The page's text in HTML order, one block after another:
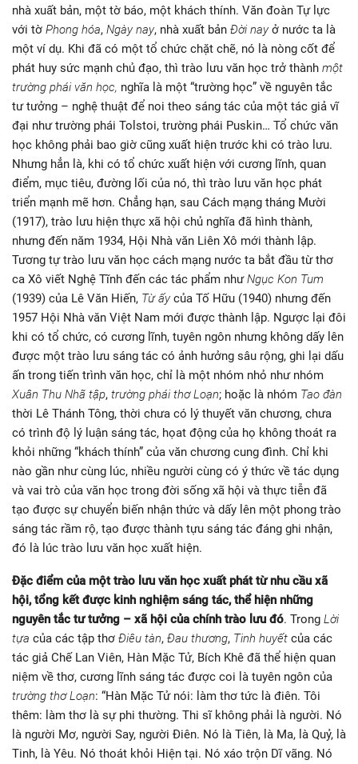
nhà xuất bản, một tờ báo, một khách thính. Văn đoàn Tự lực
với tờ Phong hóa, Ngày nay, nhà xuất bản Đời nayở nước ta là
một ví dụ. Khi đã có một tổ chức chặt chẽ, nó là nòng cốt để
phát huy sức mạnh chủ đạo, thì trào lưu văn học trở thành một
trường phái văn học, nghĩa là một “trường học” về nguyên tắc
tư tưởng – nghệ thuật để noi theo sáng tác của một tác giả vĩ
đại như trường phái Tolstoi, trường phái Puskin… Tổ chức văn
học không phải bao giờ cũng xuất hiện trước khi có trào lưu.
Nhưng hẳn là, khi có tổ chức xuất hiện với cương lĩnh, quan
điểm, mục tiêu, đường lối của nó, thì trào lưu văn học phát
triển mạnh mẽ hơn. Chẳng hạn, sau Cách mạng tháng Mười
(1917), trào lưu hiện thực xã hội chủ nghĩa đã hình thành,
nhưng đến năm 1934, Hội Nhà văn Liên Xô mới thành lập.
Tương tự trào lưu văn học cách mạng nước ta bắt đầu từ thơ
ca Xô viết Nghệ Tĩnh đến các tác phẩm nhưNgục Kon Tum
(1939) của Lê Văn Hiến, Từ ấycủa Tố Hữu (1940) nhưng đến
1957 Hội Nhà văn Việt Nam mới được thành lập. Ngược lại đôi
khi có tổ chức, có cương lĩnh, tuyên ngôn nhưng không dấy lên
được một trào lưu sáng tác có ảnh hưởng sâu rộng, ghi lại dấu
ấn trong tiến trình văn học, chỉ là một nhóm nhỏ như nhóm
Xuân Thu Nhã tập, trường phái thơ Loạn; hoặc là nhóm Tao đàn
thời Lê Thánh Tông, thời chưa có lý thuyết văn chương, chưa
có trình độ lý luận sáng tác, họat động của họ không thoát ra
khỏi những “khách thính” của văn chương cung đình. Chỉ khi
nào gần như cùng lúc, nhiều người cùng có ý thức về tác dụng
và vai trò của văn học trong đời sống xã hội và thực tiễn đã
tạo được sự chuyển biến nhận thức và dấy lên một phong trào
sáng tác rầm rộ, tạo được thành tựu sáng tác đáng ghi nhận,
đó là lúc trào lưu văn học xuất hiện.
Đặc điểm của một trào lưu văn học xuất phát từ nhu cầu xã
hội, tổng kết được kinh nghiệm sáng tác, thể hiện những
nguyên tắc tư tưởng – xã hội của chính trào lưu đó. Trong Lời
tựa của các tập thơ Điêu tàn, Đau thương, Tinh huyết của các
tác giả Chế Lan Viên, Hàn Mặc Tử, Bích Khê đã thể hiện quan
niệm về thơ, cương lĩnh sáng tác được coi là tuyên ngôn của
trường thơ Loạn: “Hàn Mặc Tử nói: làm thơ tức là điên. Tôi
thêm: làm thơ là sự phi thường. Thi sĩ không phải là người. Nó
là người Mơ, người Say, người Điên. Nó là Tiên, là Ma, là Quỷ, là
Tinh, là Yêu. Nó thoát khỏi Hiện tại. Nó xáo trộn Dĩ vãng. Nó